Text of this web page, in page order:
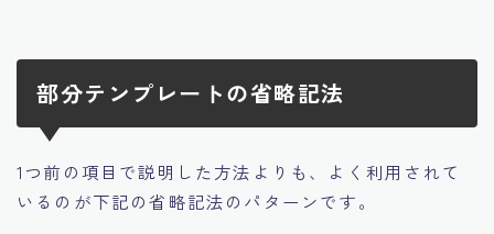
部分テンプレートの省略記法
1つ前の項目で説明した方法よりも、よく利用されて
いるのが下記の省略記法のパターンです。